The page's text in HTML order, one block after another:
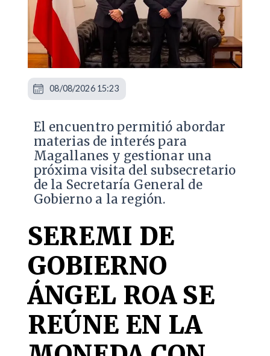
El encuentro permitió abordar
materias de interés para
Magallanes y gestionar una
próxima visita del subsecretario
de la Secretaría General de
Gobierno a la región.
SEREMI DE
GOBIERNO
ÁNGEL ROA SE
REÚNE EN LA
08/08/2026 15:23